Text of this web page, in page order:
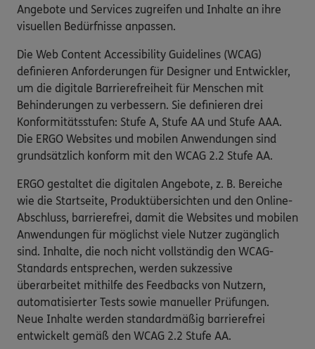
Angebote und Services zugreifen und Inhalte an ihre
visuellen Bedürfnisse anpassen.
Die Web Content Accessibility Guidelines (WCAG)
definieren Anforderungen für Designer und Entwickler,
um die digitale Barrierefreiheit für Menschen mit
Behinderungen zu verbessern. Sie definieren drei
Konformitätsstufen: Stufe A, Stufe AA und Stufe AAA.
Die ERGO Websites und mobilen Anwendungen sind
grundsätzlich konform mit den WCAG 2.2 Stufe AA.
ERGO gestaltet die digitalen Angebote, z. B. Bereiche
wie die Startseite, Produktübersichten und den Online-
Abschluss, barrierefrei, damit die Websites und mobilen
Anwendungen für möglichst viele Nutzer zugänglich
sind. Inhalte, die noch nicht vollständig den WCAG-
Standards entsprechen, werden sukzessive
überarbeitet mithilfe des Feedbacks von Nutzern,
automatisierter Tests sowie manueller Prüfungen.
Neue Inhalte werden standardmäßig barrierefrei
entwickelt gemäß den WCAG 2.2 Stufe AA.